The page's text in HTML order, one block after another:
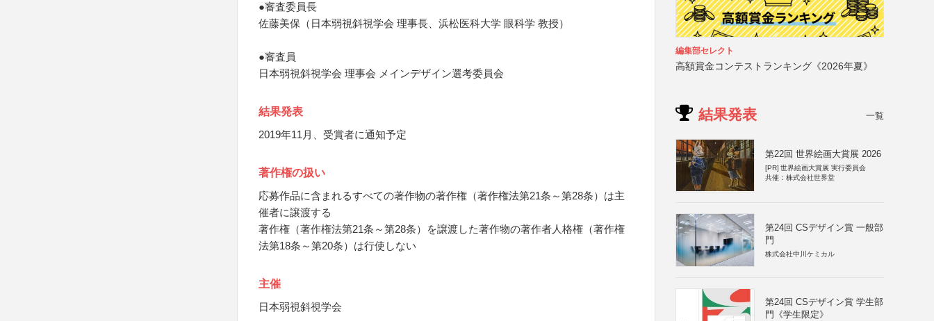
●審査委員長
佐藤美保（日本弱視斜視学会 理事長、浜松医科大学 眼科学 教授）
●審査員
日本弱視斜視学会 理事会 メインデザイン選考委員会
結果発表
2019年11月、受賞者に通知予定
著作権の扱い
応募作品に含まれるすべての著作物の著作権（著作権法第21条～第28条）は主
催者に譲渡する
著作権（著作権法第21条～第28条）を譲渡した著作物の著作者人格権（著作権
法第18条～第20条）は行使しない
主催
日本弱視斜視学会
編集部セレクト
高額賞金コンテストランキング《2026年夏》
結果発表 一覧
第22回 世界絵画大賞展 2026
[PR] 世界絵画大賞展 実行委員会
共催：株式会社世界堂
第24回 CSデザイン賞 一般部
門
株式会社中川ケミカル
第24回 CSデザイン賞 学生部
門《学生限定》